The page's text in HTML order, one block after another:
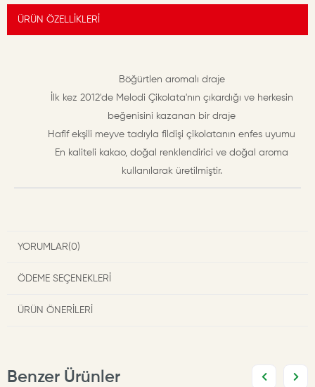
ÜRÜN ÖZELLIKLERI
Böğürtlen aromalı draje
İlk kez 2012'de Melodi Çikolata'nın çıkardığı ve herkesin
beğenisini kazanan bir draje
Hafif ekşili meyve tadıyla fildişi çikolatanın enfes uyumu
En kaliteli kakao, doğal renklendirici ve doğal aroma
kullanılarak üretilmiştir.
YORUMLAR(0)
ÖDEME SEÇENEKLERI
ÜRÜN ÖNERILERI
Benzer Ürünler